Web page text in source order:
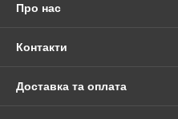
Про нас
Контакти
Доставка та оплата